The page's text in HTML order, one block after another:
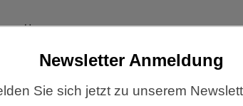
Chair mit
€1.549,00
Hay, About a Lounge
AAL91 mit Sitzkissen
SOFAS & SESSEL
Newsletter Anmeldung
Sie sich jetzt zu unserem